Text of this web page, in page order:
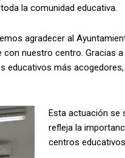
la comunidad educativa.
agradecer al
nuestro centro. Gracias
educativos más
Esta actuación se
refleja la
centros